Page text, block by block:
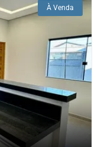
À Venda